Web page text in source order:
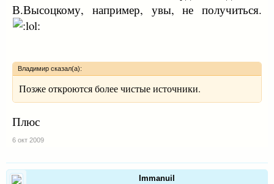
В.Высоцкому, например, увы, не получиться.
Владимир сказал(а):
Позже откроются более чистые источники.
Плюс
6 окт 2009
Immanuil